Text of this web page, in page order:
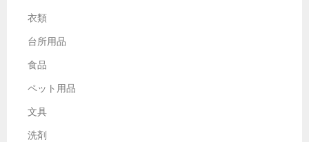
衣類
台所用品
食品
ペット用品
文具
洗剤